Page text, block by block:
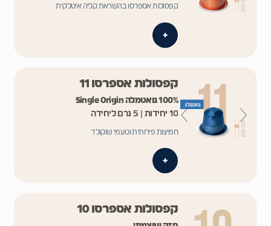
קפסולות אספרסו בהשראת קליה איטלקית
+
קפסולות אספרסו 11
100% גואטמלה Single Origin
10 יחידות | 5 גרם ליחידה
חמיצות פירותית וטעמי שוקולד
+
קפסולות אספרסו 10